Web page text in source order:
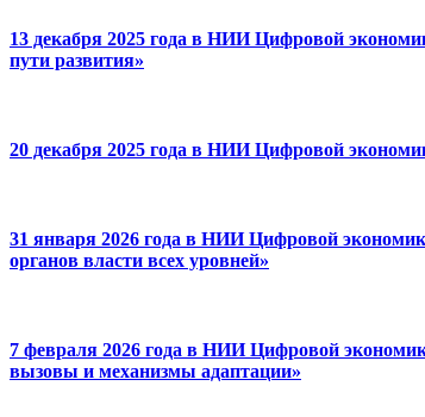
13 декабря 2025 года в НИИ Цифровой
пути развития»
20 декабря 2025 года в НИИ Цифровой
31 января 2026 года в НИИ Цифровой
органов власти всех уровней»
7 февраля 2026 года в НИИ Цифровой
вызовы и механизмы адаптации»